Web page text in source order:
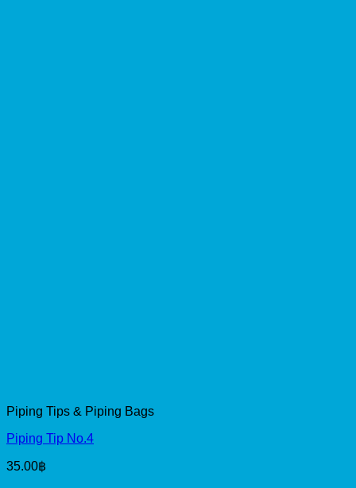
Piping Tips & Piping Bags
Piping Tip No.4
35.00฿